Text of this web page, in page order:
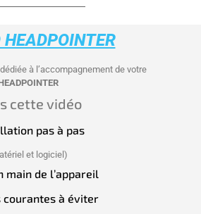
à l’accompagnement de votre
cette vidéo
pas à pas
et logiciel)
main de l’appareil
courantes à éviter